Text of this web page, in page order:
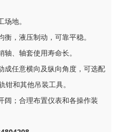
地。
，液压制动，可靠平稳。
、轴套使用寿命长。
成任意横向及纵向角度，可选配
和其他吊装工具。
阔；合理布置仪表和各操作装